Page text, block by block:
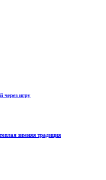
через игру
зимняя традиция